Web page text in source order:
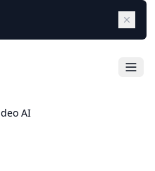
Open
AI